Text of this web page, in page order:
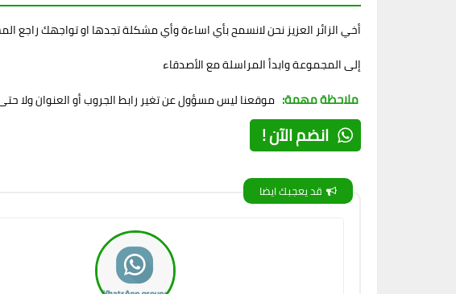
أخي الزائر العزيز نحن لانسمح بأي اساءة وأي مشكلة تجدها او تواجهك راجع
إلى المجموعة وابدأ المراسلة مع الأصدقاء
ملاحظة مهمة: موقعنا ليس مسؤول عن تغير رابط الجروب أو العنوان ولا
انضم الآن !
قد يعجبك ايضا